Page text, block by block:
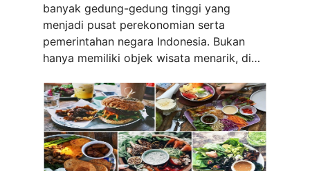
banyak gedung-gedung tinggi yang
menjadi pusat perekonomian serta
pemerintahan negara Indonesia. Bukan
hanya memiliki objek wisata menarik, di
Jakarta yang wajib dicoba. Berbagai
sajian tempat makan di Jakarta bisa
ditemukan dengan berbagai variasi serta
rasa yang menggugah selera. ...Read
more